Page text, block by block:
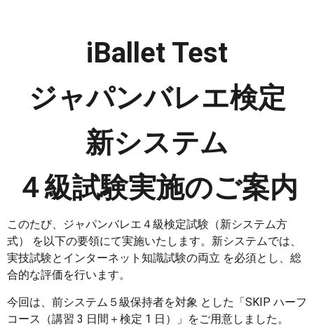
iBallet Test
ジャパンバレエ検定
新システム
４級試験実施のご案内
このたび、ジャパンバレエ４級検定試験（新システム方
式） を以下の要領にて実施いたします。新システムでは、
実技試験とインターネット知識試験の両立 を必須とし、総
合的な評価を行います。
今回は、前システム５級保持者を対象 とした「SKIP ハーフ
コース（講習 3 日間＋検定 1 日）」をご用意しました。